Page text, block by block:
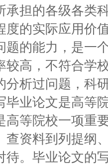
承担的各级各类
度的实际应用价
题的能力，是一
较高，不符合学
分析过问题，科
毕业论文是高等
高等院校一项重
查资料到列提纲
待。毕业论文的